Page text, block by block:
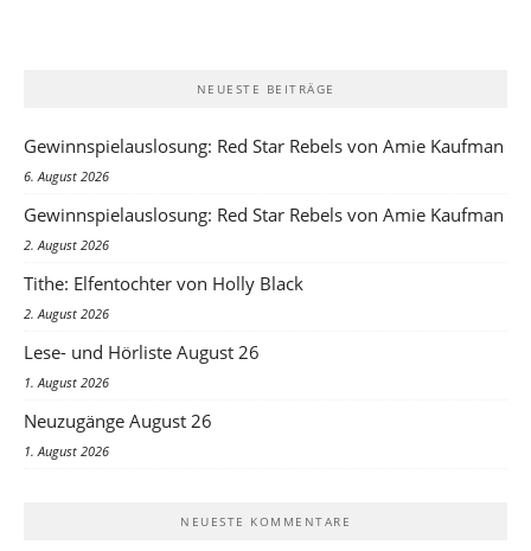
NEUESTE BEITRÄGE
Gewinnspielauslosung: Red Star Rebels von Amie Kaufman
6. August 2026
Gewinnspielauslosung: Red Star Rebels von Amie Kaufman
2. August 2026
Tithe: Elfentochter von Holly Black
2. August 2026
Lese- und Hörliste August 26
1. August 2026
Neuzugänge August 26
1. August 2026
NEUESTE KOMMENTARE